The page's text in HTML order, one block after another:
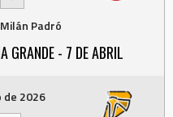
Padró
GRANDE - 7 DE ABRIL
de 2026